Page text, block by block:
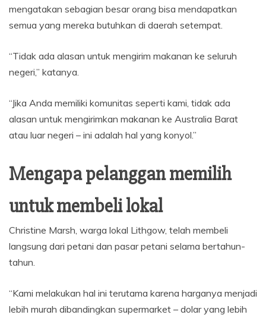
mengatakan sebagian besar orang bisa mendapatkan
semua yang mereka butuhkan di daerah setempat.
“Tidak ada alasan untuk mengirim makanan ke seluruh
negeri,” katanya.
“Jika Anda memiliki komunitas seperti kami, tidak ada
alasan untuk mengirimkan makanan ke Australia Barat
atau luar negeri – ini adalah hal yang konyol.”
Mengapa pelanggan memilih
untuk membeli lokal
Christine Marsh, warga lokal Lithgow, telah membeli
langsung dari petani dan pasar petani selama bertahun-
tahun.
“Kami melakukan hal ini terutama karena harganya menjadi
lebih murah dibandingkan supermarket – dolar yang lebih